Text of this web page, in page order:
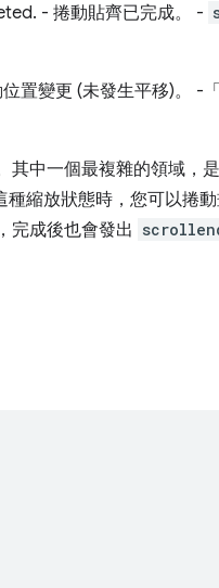
- 捲動貼齊已完成。 -
置變更 (未發生平移)。 -「
其中一個最複雜的領域，
縮放狀態時，您可以捲
完成後也會發出